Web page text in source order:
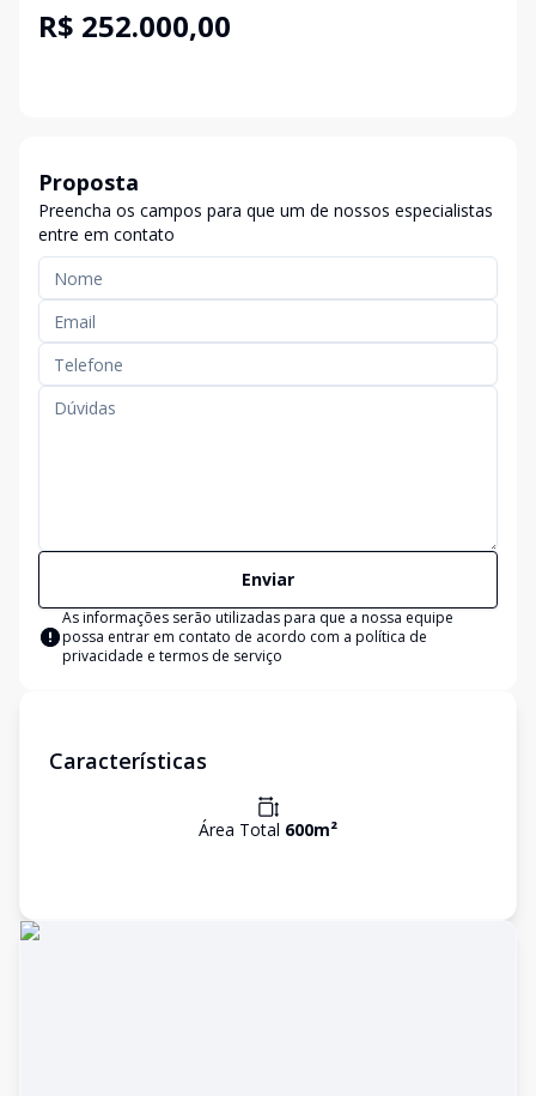
R$ 252.000,00
Proposta
Preencha os campos para que um de nossos especialistas
entre em contato
Enviar
As informações serão utilizadas para que a nossa equipe
possa entrar em contato de acordo com a política de
privacidade e termos de serviço
Características
Área Total 600m²